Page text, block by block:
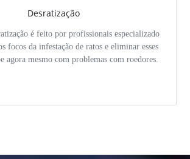
Desratização
é feito por profissionais especializado
focos da infestação de ratos e eliminar esses
agora mesmo com problemas com roedores.